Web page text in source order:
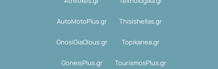
AutoMotoPlus.gr Thisishellas.gr
GnosiGiaOlous.gr Topikanea.gr
GoneisPlus.gr TourismosPlus.gr